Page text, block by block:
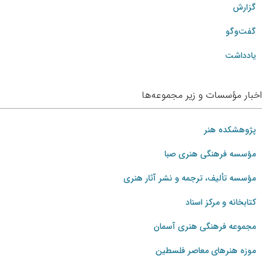
گزارش
گفت‌وگو
یادداشت
اخبار مؤسسات و زیر مجموعه‌ها
پژوهشکده هنر
مؤسسه فرهنگی هنری صبا
مؤسسه تألیف، ترجمه و نشر آثار هنری
کتابخانه و مرکز اسناد
مجموعه فرهنگی هنری آسمان
موزه هنرهای‌ معاصر فلسطین